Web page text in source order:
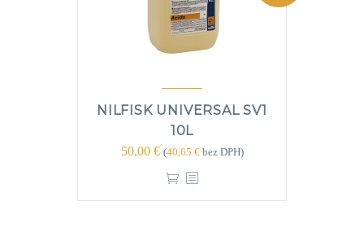
NILFISK UNIVERSAL SV1
10L
50,00 € (40,65 €bez DPH)